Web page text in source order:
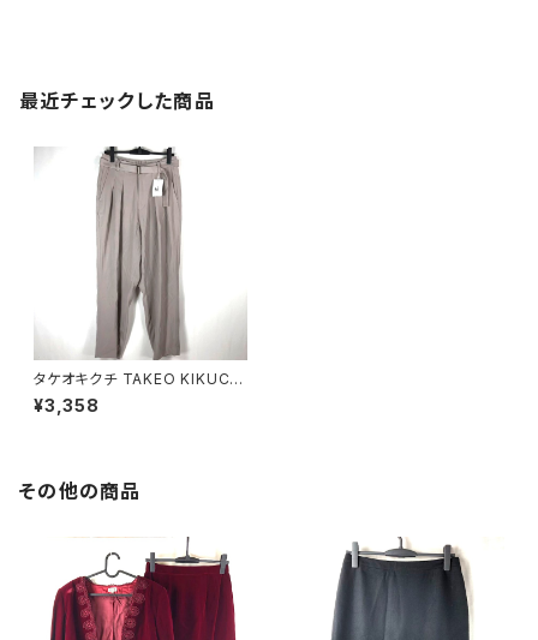
最近チェックした商品
タケオキクチ TAKEO KIKUCHI
パンツ ベージュ Lサイズ サンプ
ル品 798127
¥3,358
その他の商品